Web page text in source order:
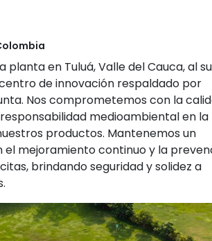
planta en Tuluá, Valle del Cauca, al
de innovación respaldado por
Nos comprometemos con la
medioambiental en la
productos. Mantenemos un
el mejoramiento continuo y la
brindando seguridad y solidez a